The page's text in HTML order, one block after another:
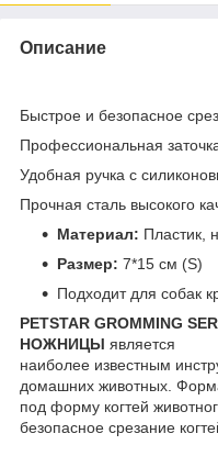
Описание
Быстрое и безопасное
Профессиональная
Удобная ручка с
Прочная сталь высокого
Материал: Пластик,
Размер: 7*15 см (S)
Подходит для собак
PETSTAR GROMMING
НОЖНИЦЫ является
наиболее известным
домашних животных.
под форму когтей
безопасное срезание